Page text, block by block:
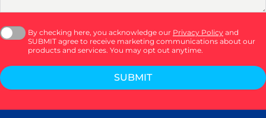
By checking here, you acknowledge our Privacy Policy and
SUBMIT agree to receive marketing communications about our
products and services. You may opt out anytime.
SUBMIT